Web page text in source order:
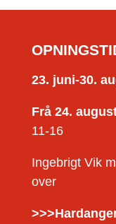
23. juni-30.
Frå 24.
11-16
Ingebrigt Vik
over